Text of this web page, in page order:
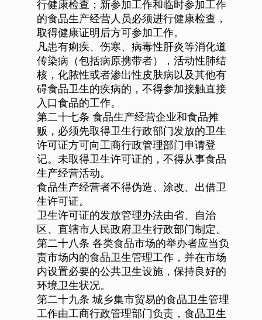
行健康检查；新参加工作和临时参加工作
的食品生产经营人员必须进行健康检查，
取得健康证明后方可参加工作。
凡患有痢疾、伤寒、病毒性肝炎等消化道
传染病（包括病原携带者），活动性肺结
核，化脓性或者渗出性皮肤病以及其他有
碍食品卫生的疾病的，不得参加接触直接
入口食品的工作。
第二十七条 食品生产经营企业和食品摊
贩，必须先取得卫生行政部门发放的卫生
许可证方可向工商行政管理部门申请登
记。未取得卫生许可证的，不得从事食品
生产经营活动。
食品生产经营者不得伪造、涂改、出借卫
生许可证。
卫生许可证的发放管理办法由省、自治
区、直辖市人民政府卫生行政部门制定。
第二十八条 各类食品市场的举办者应当负
责市场内的食品卫生管理工作，并在市场
内设置必要的公共卫生设施，保持良好的
环境卫生状况。
第二十九条 城乡集市贸易的食品卫生管理
工作由工商行政管理部门负责，食品卫生